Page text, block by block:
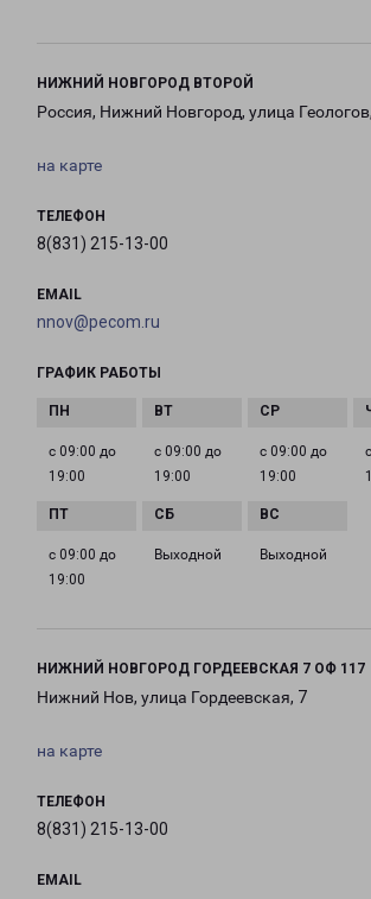
НИЖНИЙ НОВГОРОД ВТОРОЙ
Россия, Нижний Новгород, улица
на карте
ТЕЛЕФОН
8(831) 215-13-00
EMAIL
nnov@pecom.ru
ГРАФИК РАБОТЫ
с 09:00 до
19:00
с 09:00 до
19:00
с 09:00 до
19:00
с 09:00 до
19:00
Выходной Выходной
НИЖНИЙ НОВГОРОД ГОРДЕЕВСКАЯ 7 ОФ 117
Нижний Нов, улица Гордеевская, 7
на карте
ТЕЛЕФОН
8(831) 215-13-00
EMAIL